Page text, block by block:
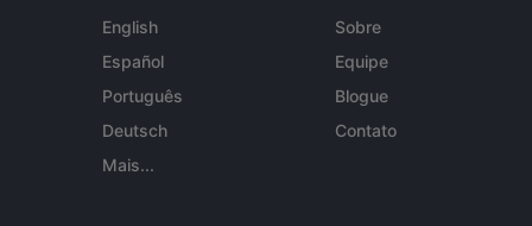
English
Español
Português
Deutsch
Mais...
Sobre
Equipe
Blogue
Contato